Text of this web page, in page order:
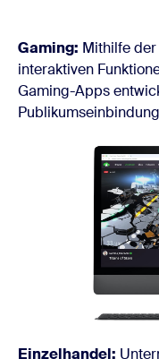
Gaming: Mithilfe
interaktiven
Gaming-Apps
Einzelhandel: